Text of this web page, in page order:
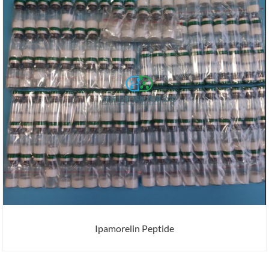
Ipamorelin Peptide